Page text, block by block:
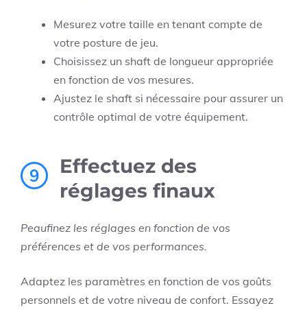
Mesurez votre taille en tenant compte de
votre posture de jeu.
Choisissez un shaft de longueur appropriée
en fonction de vos mesures.
Ajustez le shaft si nécessaire pour assurer un
contrôle optimal de votre équipement.
9
Effectuez des
réglages finaux
Peaufinez les réglages en fonction de vos
préférences et de vos performances.
Adaptez les paramètres en fonction de vos goûts
personnels et de votre niveau de confort. Essayez